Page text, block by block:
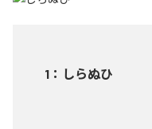
1 ： しらぬひ